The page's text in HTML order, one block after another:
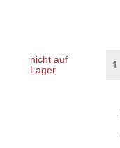
nicht auf
Lager